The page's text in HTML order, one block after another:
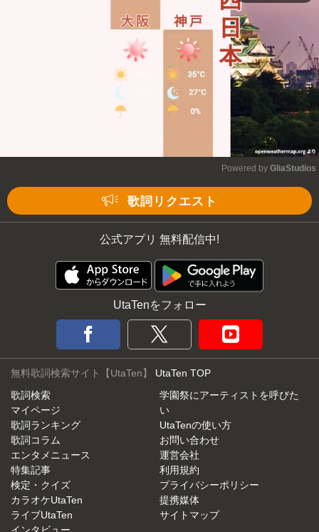
Powered by GliaStudios
歌詞リクエスト
公式アプリ 無料配信中!
UtaTenをフォロー
無料歌詞検索サイト【UtaTen】 UtaTen TOP
歌詞検索
マイページ
歌詞ランキング
歌詞コラム
エンタメニュース
特集記事
検定・クイズ
カラオケUtaTen
ライブUtaTen
学園祭にアーティストを呼びた
い
UtaTenの使い方
お問い合わせ
運営会社
利用規約
プライバシーポリシー
提携媒体
サイトマップ